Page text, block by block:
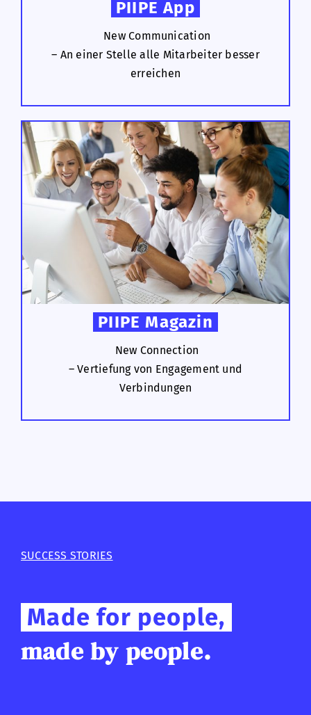
PIIPE App
New Communication
– An einer Stelle alle Mitarbeiter besser
erreichen
PIIPE Magazin
New Connection
– Vertiefung von Engagement und
Verbindungen
SUCCESS STORIES
Made for people,
made by people.